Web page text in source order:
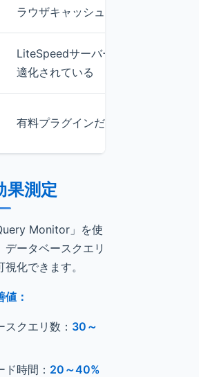
ラウザキャッシュを統合管理
LiteSpeedサーバー専用で、Redis
適化されている
有料プラグインだが、設定が簡単で
果測定
Monitor」を使
データベースクエリ
化できます。
：
スクエリ数： 30～
時間： 20～40%